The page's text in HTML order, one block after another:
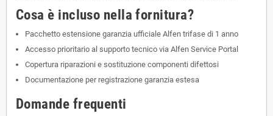
Cosa è incluso nella fornitura?
Pacchetto estensione garanzia ufficiale Alfen trifase di 1 anno
Accesso prioritario al supporto tecnico via Alfen Service Portal
Copertura riparazioni e sostituzione componenti difettosi
Documentazione per registrazione garanzia estesa
Domande frequenti